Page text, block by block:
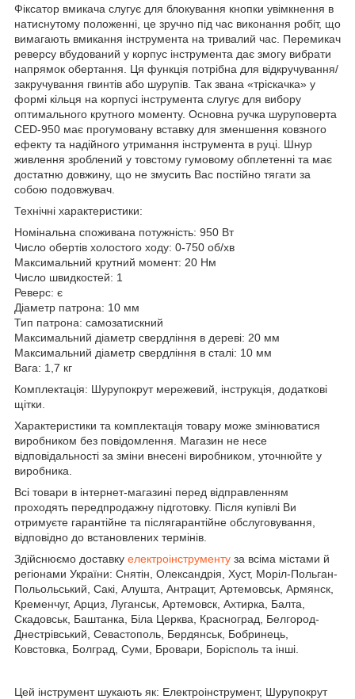
Фіксатор вмикача слугує для блокування кнопки увімкнення в
натиснутому положенні, це зручно під час виконання робіт, що
вимагають вмикання інструмента на тривалий час. Перемикач
реверсу вбудований у корпус інструмента дає змогу вибрати
напрямок обертання. Ця функція потрібна для відкручування/
закручування гвинтів або шурупів. Так звана «тріскачка» у
формі кільця на корпусі інструмента слугує для вибору
оптимального крутного моменту. Основна ручка шуруповерта
CED-950 має прогумовану вставку для зменшення ковзного
ефекту та надійного утримання інструмента в руці. Шнур
живлення зроблений у товстому гумовому обплетенні та має
достатню довжину, що не змусить Вас постійно тягати за
собою подовжувач.
Технічні характеристики:
Номінальна споживана потужність: 950 Вт
Число обертів холостого ходу: 0-750 об/хв
Максимальний крутний момент: 20 Hм
Число швидкостей: 1
Реверс: є
Діаметр патрона: 10 мм
Тип патрона: самозатискний
Максимальний діаметр свердління в дереві: 20 мм
Максимальний діаметр свердління в сталі: 10 мм
Вага: 1,7 кг
Комплектація: Шурупокрут мережевий, інструкція, додаткові
щітки.
Характеристики та комплектація товару може змінюватися
виробником без повідомлення. Магазин не несе
відповідальності за зміни внесені виробником, уточнюйте у
виробника.
Всі товари в інтернет-магазині перед відправленням
проходять передпродажну підготовку. Після купівлі Ви
отримуєте гарантійне та післягарантійне обслуговування,
відповідно до встановлених термінів.
Здійснюємо доставку електроінструменту за всіма містами й
регіонами України: Снятін, Олександрія, Хуст, Моріл-Польган-
Польольський, Сакі, Алушта, Антрацит, Артемовськ, Армянск,
Кременчуг, Арциз, Луганськ, Артемовск, Ахтирка, Балта,
Скадовськ, Баштанка, Біла Церква, Красноград, Белгород-
Днестрівський, Севастополь, Бердянськ, Бобринець,
Ковстовка, Болград, Суми, Бровари, Борісполь та інші.
Цей інструмент шукають як: Електроінструмент, Шурупокрут